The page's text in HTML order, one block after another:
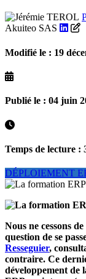
Akuiteo SAS
Modifié le : 19
Publié le : 04 juin
Temps de lecture :
DÉPLOIEMENT
Nous ne cessons
question de se
Resseguier,
contraire. Ce
développement de